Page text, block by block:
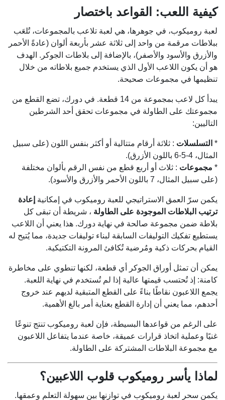
كيفية اللعب: القواعد باختصار
لعبة روميكوب، في جوهرها، هي لعبة تلاعب بالمجموعات، تُلعَب
ببلاطات مرقمة من واحد إلى ثلاثة عشر بأربعة ألوان (عادةً الأحمر
والأزرق والأسود والأصفر)، بالإضافة إلى بلاطات الجوكر. الهدف
هو أن يكون اللاعب الأول الذي يستخدم جميع بلاطاته من خلال
تنظيمها في مجموعات صحيحة.
يبدأ كل لاعب بمجموعة من 14 قطعة. في دورك، تضع القطع من
مجموعتك على الطاولة في مجموعات تحقق أحد الشرطين
التاليين:
* التسلسلات : ثلاثة أرقام متتالية أو أكثر بنفس اللون (على سبيل
المثال، 4-5-6 باللون الأزرق).
* مجموعات : ثلاث أو أربع قطع من نفس الرقم بألوان مختلفة
(على سبيل المثال، 7 باللون الأحمر والأزرق والأسود).
يكمن سرّ العمق الاستراتيجي للعبة روميكوب في إمكانية إعادة
ترتيب البلاطات الموجودة على الطاولة ، شريطة أن تبقى كل
بلاطة ضمن مجموعة صالحة في نهاية دورك. هذا يعني أن اللاعب
يستطيع تفكيك التوليفات السابقة لبناء توليفات جديدة، مما يُتيح له
القيام بحركات ذكية ومُرضية تُكافئ المرونة التكتيكية.
يمكن أن تمثل أوراق الجوكر أي قطعة، لكنها تنطوي على مخاطرة
كامنة: إذ تُحتسب قيمتها عالية إذا لم تُستخدم في نهاية اللعبة.
يجمع اللاعبون نقاطًا بناءً على القطع المتبقية لديهم عند خروج
أحدهم، مما يعني أن إدارة القطع بعناية أمر بالغ الأهمية.
على الرغم من قواعدها البسيطة، فإن لعبة روميكوب تنتج تنوعًا
غنيًا وعملية اتخاذ قرارات عميقة، خاصة عندما يتفاعل اللاعبون
مع مجموعة البلاطات المشتركة على الطاولة.
لماذا يأسر روميكوب قلوب اللاعبين؟
يكمن سحر لعبة روميكوب في توازنها بين سهولة التعلم وعمقها.